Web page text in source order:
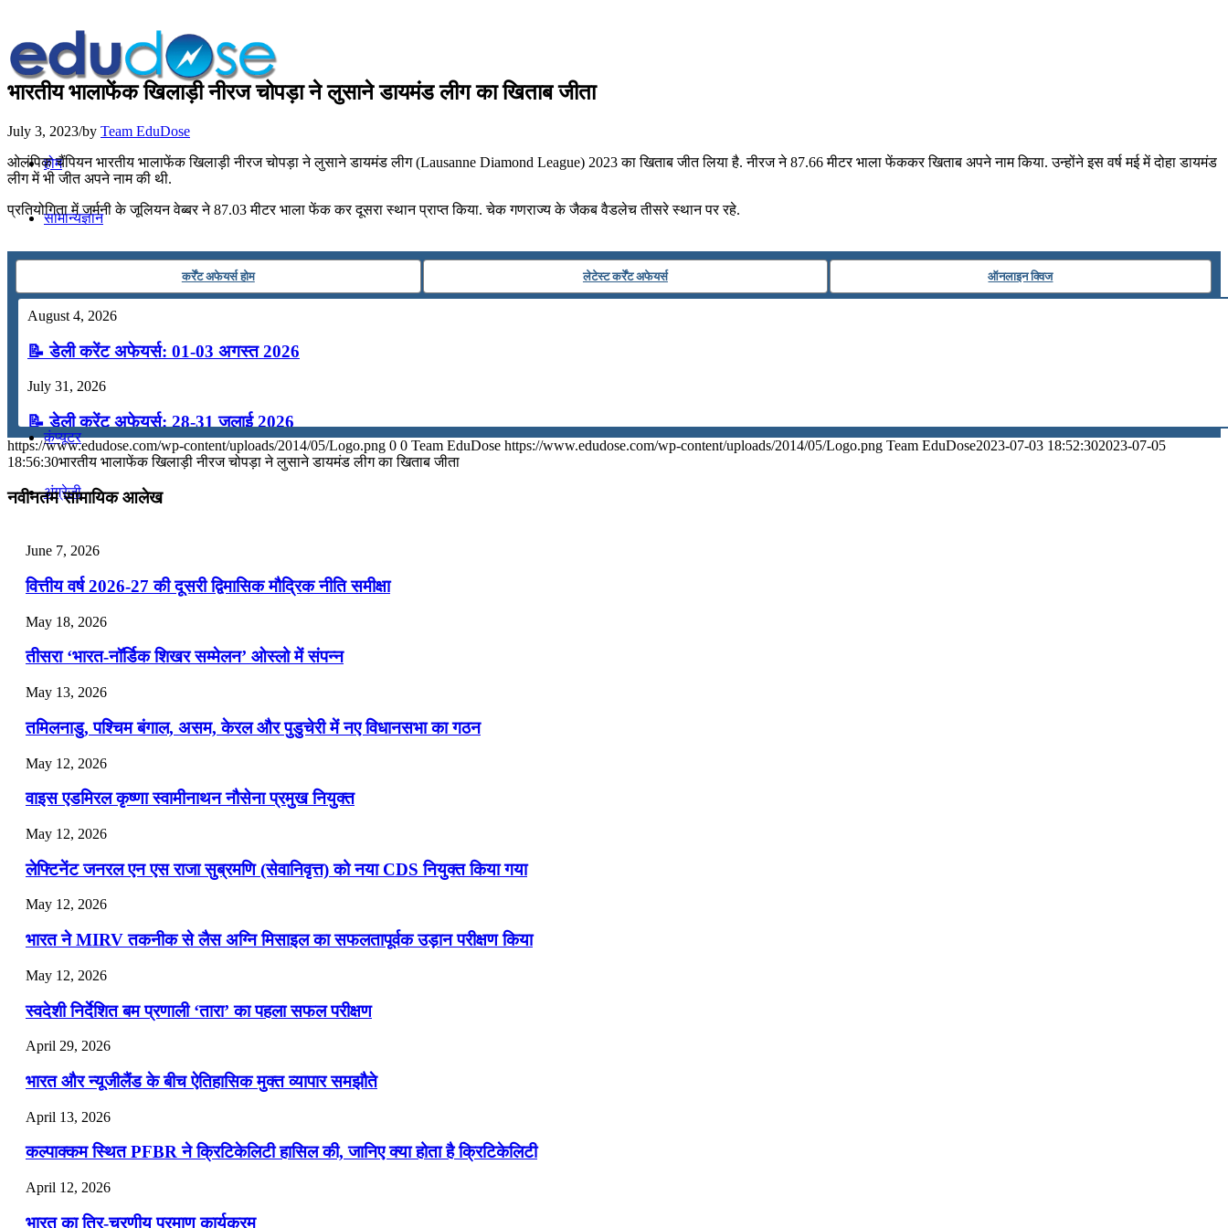
होम
सामान्यज्ञान
गणित
तर्कशक्ति
कंप्यूटर
अंग्रेजी
मॉक टेस्ट
Menu Menu
भारतीय भालाफेंक खिलाड़ी नीरज चोपड़ा ने लुसाने डायमंड लीग का खिताब जीता
July 3, 2023/by Team EduDose
ओलंपिक चैंपियन भारतीय भालाफेंक खिलाड़ी नीरज चोपड़ा ने लुसाने डायमंड लीग (Lausanne Diamond League) 2023 का खिताब जीत लिया है. नीरज ने 87.66 मीटर भाला फेंककर खिताब अपने नाम किया. उन्‍होंने इस वर्ष मई में दोहा डायमंड
लीग में भी जीत अपने नाम की थी.
प्रतियोगिता में जर्मनी के जूलियन वेब्‍बर ने 87.03 मीटर भाला फेंक कर दूसरा स्‍थान प्राप्‍त किया. चेक गणराज्‍य के जैकब वैडलेच तीसरे स्‍थान पर रहे.
कर्रेंट अफेयर्स होम लेटेस्ट कर्रेंट अफेयर्स ऑनलाइन क्विज
August 4, 2026
📝 डेली करेंट अफेयर्स: 01-03 अगस्त 2026
July 31, 2026
📝 डेली करेंट अफेयर्स: 28-31 जुलाई 2026
July 28, 2026
📝 डेली करेंट अफेयर्स: 25-27 जुलाई 2026
📝 डेली करेंट अफेयर्स: 22-24 जुलाई 2026
July 22, 2026
📝 डेली करेंट अफेयर्स: 19-21 जुलाई 2026
July 19, 2026
📝 डेली करेंट अफेयर्स: 16-18 जुलाई 2026
July 16, 2026
📝 डेली करेंट अफेयर्स: 13-15 जुलाई 2026
https://www.edudose.com/wp-content/uploads/2014/05/Logo.png 0 0 Team EduDose https://www.edudose.com/wp-content/uploads/2014/05/Logo.png Team EduDose2023-07-03 18:52:302023-07-05
18:56:30भारतीय भालाफेंक खिलाड़ी नीरज चोपड़ा ने लुसाने डायमंड लीग का खिताब जीता
नवीनतम सामायिक आलेख
June 7, 2026
वित्तीय वर्ष 2026-27 की दूसरी द्विमासिक मौद्रिक नीति समीक्षा
May 18, 2026
तीसरा ‘भारत-नॉर्डिक शिखर सम्मेलन’ ओस्लो में संपन्न
May 13, 2026
तमिलनाडु, पश्चिम बंगाल, असम, केरल और पुडुचेरी में नए विधानसभा का गठन
May 12, 2026
वाइस एडमिरल कृष्णा स्वामीनाथन नौसेना प्रमुख नियुक्त
May 12, 2026
लेफ्टिनेंट जनरल एन एस राजा सुब्रमणि (सेवानिवृत्त) को नया CDS नियुक्त किया गया
May 12, 2026
भारत ने MIRV तकनीक से लैस अग्नि मिसाइल का सफलतापूर्वक उड़ान परीक्षण किया
May 12, 2026
स्वदेशी निर्देशित बम प्रणाली ‘तारा’ का पहला सफल परीक्षण
April 29, 2026
भारत और न्यूजीलैंड के बीच ऐतिहासिक मुक्त व्यापार समझौते
April 13, 2026
कल्पाक्कम स्थित PFBR ने क्रिटिकेलिटी हासिल की, जानिए क्या होता है क्रिटिकेलिटी
April 12, 2026
भारत का त्रि-चरणीय परमाणु कार्यक्रम